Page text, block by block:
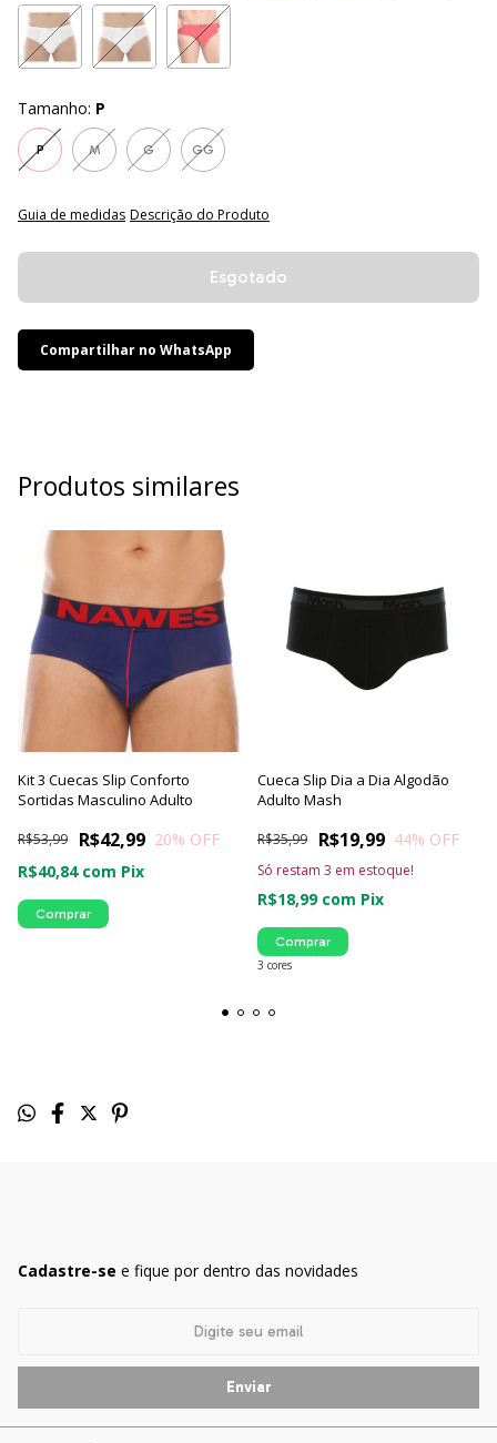
Tamanho: P
P M G GG
Guia de medidas Descrição do Produto
Compartilhar no WhatsApp
Produtos similares
Kit 3 Cuecas Slip Conforto
Sortidas Masculino Adulto
R$42,99
R$53,99 20% OFF
R$40,84 com Pix
Comprar
Cueca Slip Dia a Dia Algodão
Adulto Mash
R$19,99
R$35,99 44% OFF
R$18,99 com Pix
Só restam 3 em estoque!
3 cores
Comprar
Cadastre-se e fique por dentro das novidades